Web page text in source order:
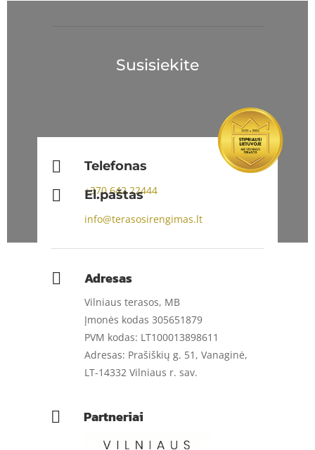
Susisiekite
 Telefonas
+370642 22444
 El.paštas
info@terasosirengimas.lt
 Adresas
Vilniaus terasos, MB
Įmonės kodas 305651879
PVM kodas: LT100013898611
Adresas: Prašiškių g. 51, Vanaginė,
LT-14332 Vilniaus r. sav.
 Partneriai